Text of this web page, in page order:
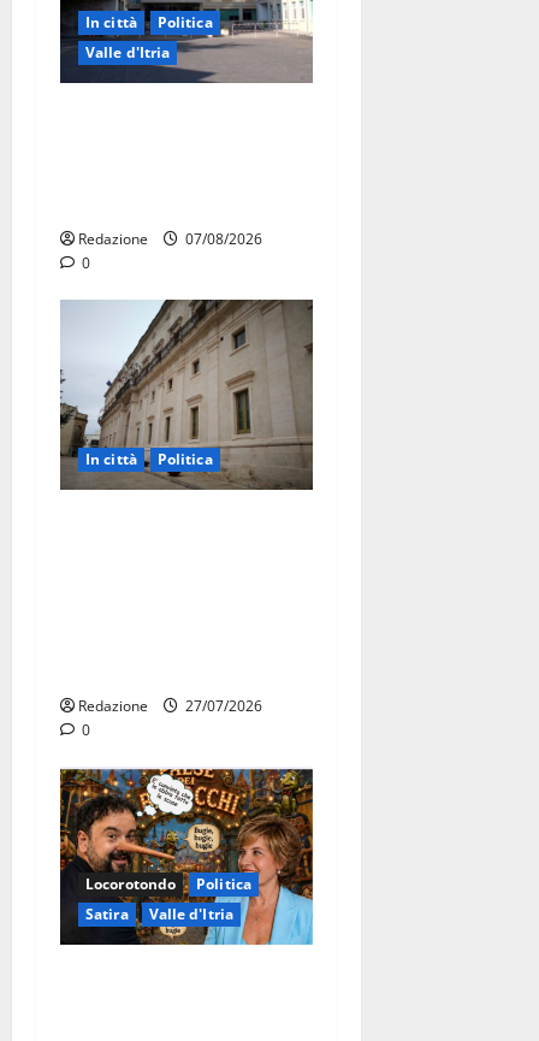
In città
Politica
Valle d'Itria
Redazione
07/08/2026
0
In città Politica
Redazione
27/07/2026
0
Locorotondo
Politica
Satira
Valle d'Itria